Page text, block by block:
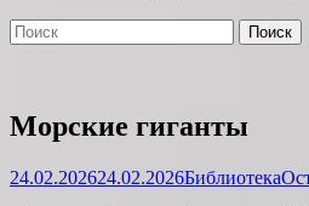
Поиск
Найти:
Морские гиганты
Опубликовано
24.02.202624.02.2026Автор
Библиотека